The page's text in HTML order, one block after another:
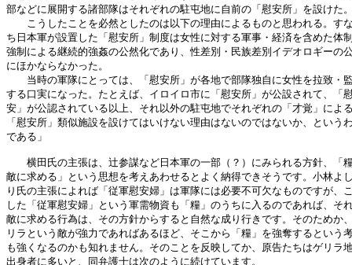
部などに展開する諸部隊はそれぞれの駐屯地に自前の「慰安所」を設けた
こうしたことを必然としたのは以下の理由によるものと思われる。す
ち日本軍が設置した「慰安所」制度は女性に対する軍事・経済を含めた体
強制による継続的強姦の公然化であり、性差別・民族差別イデオロギーの
にほかならなかった。
当時の軍隊にとっては、「慰安所」が各地で部隊独自に女性を拉致・
する口実になった。たとえば、イロイロ市に「慰安所」が公設されて、「
安」が公認されている以上、それ以外の駐屯地でそれぞれの「才覚」によ
「慰安所」類似施設を設けてはいけない理由はないのではないか、という
である」
横田氏の主張は、辻参謀など日本軍の一部（？）にみられる方針、「
敵に求める」という思想を考えあわせるとよく納得できそうです。小林よ
り氏の主張によれば「従軍慰安婦」は軍隊には必要不可欠なものですが、
した「従軍慰安婦」という軍需物資も「糧」のうちに入るのであれば、そ
敵に求める行為は、その方針からすると自然な成り行きです。そのためか
リラという敵が強力であればあるほど、そこから「糧」を強奪するという
も強くなるのかも知れません。そのことを反映してか、原告たちはゲリラ
出身者に多いと、同弁護士は次のように続けています。